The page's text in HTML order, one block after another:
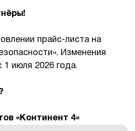
прайс-листа на
Изменения
1 июля 2026 года.
«Континент 4»